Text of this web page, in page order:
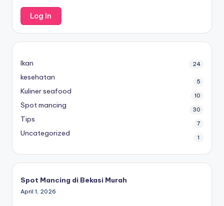
Ikan 24
kesehatan 5
Kuliner seafood 10
Spot mancing 30
Tips 7
Uncategorized 1
Spot Mancing di Bekasi Murah
April 1, 2026